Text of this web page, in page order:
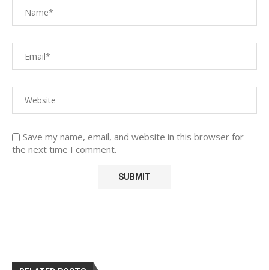
Save my name, email, and website in this browser for
the next time I comment.